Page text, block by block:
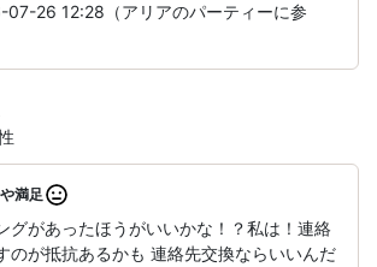
07-26 12:28（アリアのパーティーに参
満足
グがあったほうがいいかな！？私は！連絡
のが抵抗あるかも 連絡先交換ならいいんだ